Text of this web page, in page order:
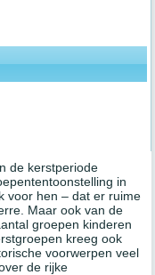
de kerstperiode
in
voor hen – dat er ruime
Maar ook van de
groepen kinderen
kreeg ook
voorwerpen veel
de rijke